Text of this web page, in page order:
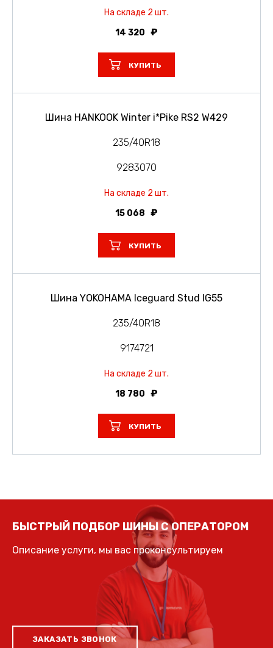
На складе 2 шт.
14 320
КУПИТЬ
Шина HANKOOK Winter i*Pike RS2 W429
235/40R18
9283070
На складе 2 шт.
15 068
КУПИТЬ
Шина YOKOHAMA Iceguard Stud IG55
235/40R18
9174721
На складе 2 шт.
18 780
КУПИТЬ
БЫСТРЫЙ ПОДБОР ШИНЫ С ОПЕРАТОРОМ
Описание услуги, мы вас проконсультируем
ЗАКАЗАТЬ ЗВОНОК